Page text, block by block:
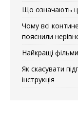
Що означають
Чому всі
пояснили
Найкращі
Як скасувати
інструкція